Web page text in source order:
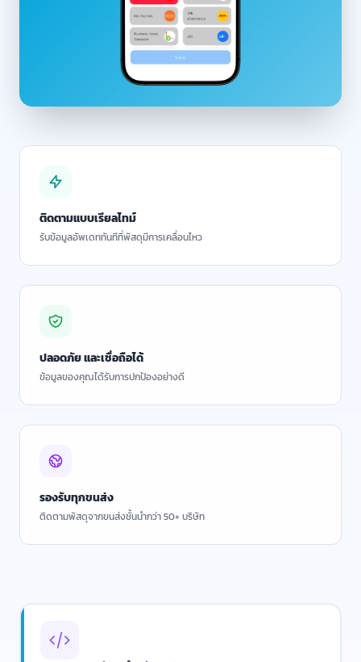
ติดตามแบบเรียลไทม์
รับข้อมูลอัพเดททันทีที่พัสดุมีการเคลื่อนไหว
ปลอดภัย และเชื่อถือได้
ข้อมูลของคุณได้รับการปกป้องอย่างดี
รองรับทุกขนส่ง
ติดตามพัสดุจากขนส่งชั้นนำกว่า 50+ บริษัท